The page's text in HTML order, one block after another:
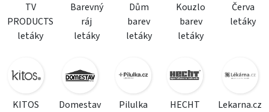
TV
PRODUCTS
letáky
Barevný
ráj
letáky
Dům
barev
letáky
Kouzlo
barev
letáky
Červa
letáky
KITOS
Domestav
Pilulka
HECHT
Lekarna.cz